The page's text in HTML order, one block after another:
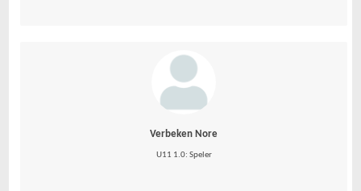
Verbeken Nore
U11 1.0: Speler